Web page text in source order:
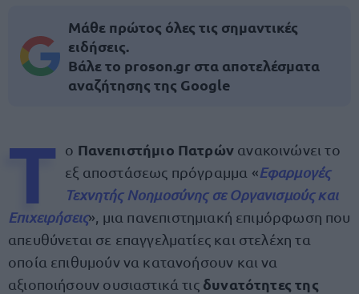
Μάθε πρώτος όλες τις σημαντικές
ειδήσεις.
Βάλε το proson.gr στα αποτελέσματα
αναζήτησης της Google
Τ ο Πανεπιστήμιο Πατρώνανακοινώνει το
εξ αποστάσεως πρόγραμμα «Εφαρμογές
Τεχνητής Νοημοσύνης σε Οργανισμούς και
Επιχειρήσεις», μια πανεπιστημιακή επιμόρφωση που
απευθύνεται σε επαγγελματίες και στελέχη τα
οποία επιθυμούν να κατανοήσουν και να
αξιοποιήσουν ουσιαστικά τις δυνατότητες της